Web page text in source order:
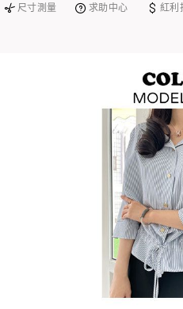
尺寸測量 求助中心 紅利